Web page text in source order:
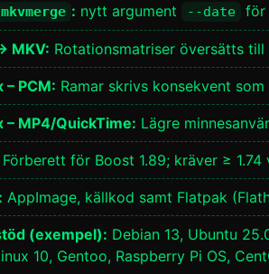
mkvmerge : nytt argument --date för
MKV: Rotationsmatriser översätts
– PCM: Ramar skrivs konsekvent
– MP4/QuickTime: Lägre
Förberett för Boost 1.89; kräver ≥
AppImage, källkod samt Flatpak
(exempel): Debian 13, Ubuntu
10, Gentoo, Raspberry Pi OS,